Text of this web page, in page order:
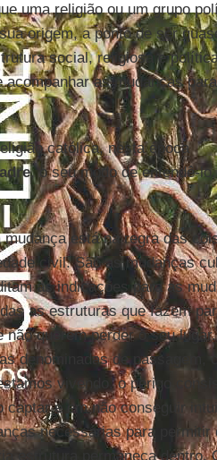
uma religião ou um grupo
origem, a ponto de ser
social, religiosa e
as mudanças
católica, nesta época
, o seu modo de entendê-
mudança está na regra das
civil. São as mudanças
as indicações para as
as estruturas que fazem
não querem perder o seu
denominadas de passagem,
vivendo, o perigo
captar e em não conseguir
necessárias para permitir
estrutura permaneça dentro.